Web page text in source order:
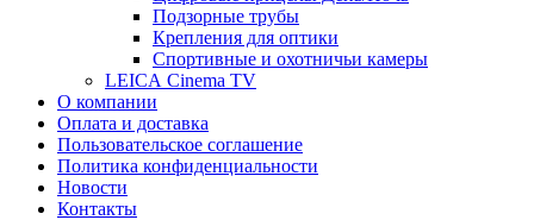
Подзорные трубы
Крепления для оптики
Спортивные и охотничьи камеры
LEICA Cinema TV
О компании
Оплата и доставка
Пользовательское соглашение
Политика конфиденциальности
Новости
Контакты